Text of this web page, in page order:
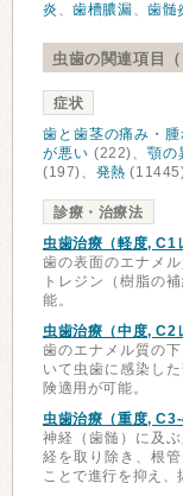
炎 、歯槽膿漏、歯髄
虫歯の関連項目（
症状
歯と歯茎の痛み・腫
が悪い (222)、顎の
(197)、 発熱
診療・治療法
虫歯治療（軽度, C1
歯の表面のエナメ
トレジン（樹脂の
能。
虫歯治療（中度, C2
歯のエナメル質の
いて虫歯に感染し
険適用が可能。
虫歯治療（重度, C3-
神経（歯髄）に及
経を取り除き、根
ことで進行を抑え、